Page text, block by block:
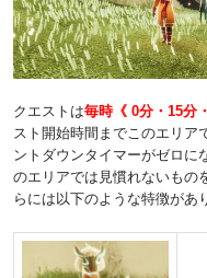
クエストは毎時《 0分・15分
スト開始時間までこのエリア
ントダウンタイマーがゼロに
のエリアでは見慣れないもの
らには以下のような特徴があ